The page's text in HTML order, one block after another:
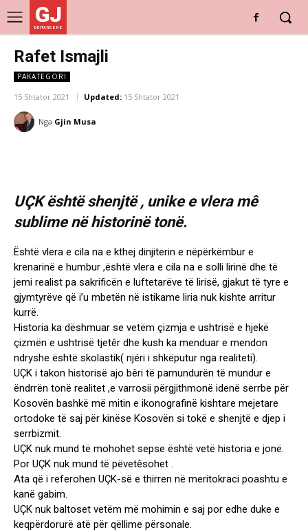
GJ
DRITARE E RE
Rafet Ismajli
PAKATEGORI
15 Shtator 2021 Updated: 15 Shtator 2021
Nga Gjin Musa
UÇK është shenjtë , unike e vlera mê
sublime në historinë tonë.
Është vlera e cila na e kthej dinjiterin e nëpërkëmbur e
krenarinë e humbur ,është vlera e cila na e solli lirinë dhe të
jemi realist pa sakrificën e luftetarëve të lirisë, gjakut të tyre e
gjymtyrëve që i’u mbetën në istikame liria nuk kishte arritur
kurrë.
Historia ka dëshmuar se vetëm çizmja e ushtrisë e hjekë
çizmën e ushtrisë tjetêr dhe kush ka menduar e mendon
ndryshe është skolastik( njéri i shkëputur nga realiteti).
UÇK i takon historisë ajo bêri të pamundurën të mundur e
ëndrrën tonë realitet ,e varrosii përgjithmonë idenë serrbe për
Kosovën bashkë më mitin e ikonografinë kishtare mejetare
ortodoke të saj për kinëse Kosovën si tokë e shenjtë e djep i
serrbizmit.
UÇK nuk mund të mohohet sepse është vetë historia e jonë.
Por UÇK nuk mund të pëvetêsohet .
Ata që i referohen UÇK-së e thirren në meritokraci poashtu e
kanë gabim.
UÇK nuk baltoset vetëm më mohimin e saj por edhe duke e
keqpërdorurë atë për qëllime përsonale.